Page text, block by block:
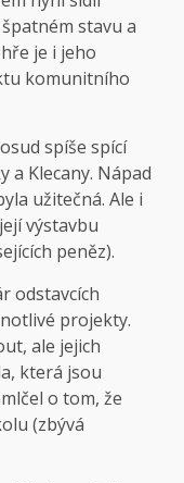
stavu a
je i jeho
komunitního
spíše spící
a Klecany. Nápad
užitečná. Ale i
výstavbu
peněz).
odstavcích
projekty.
ale jejich
která jsou
o tom, že
(zbývá